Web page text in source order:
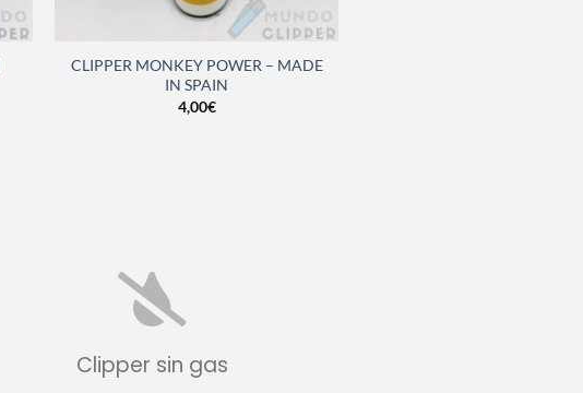
CLIPPER MONKEY POWER – MADE
IN SPAIN
4,00€
Clipper sin gas